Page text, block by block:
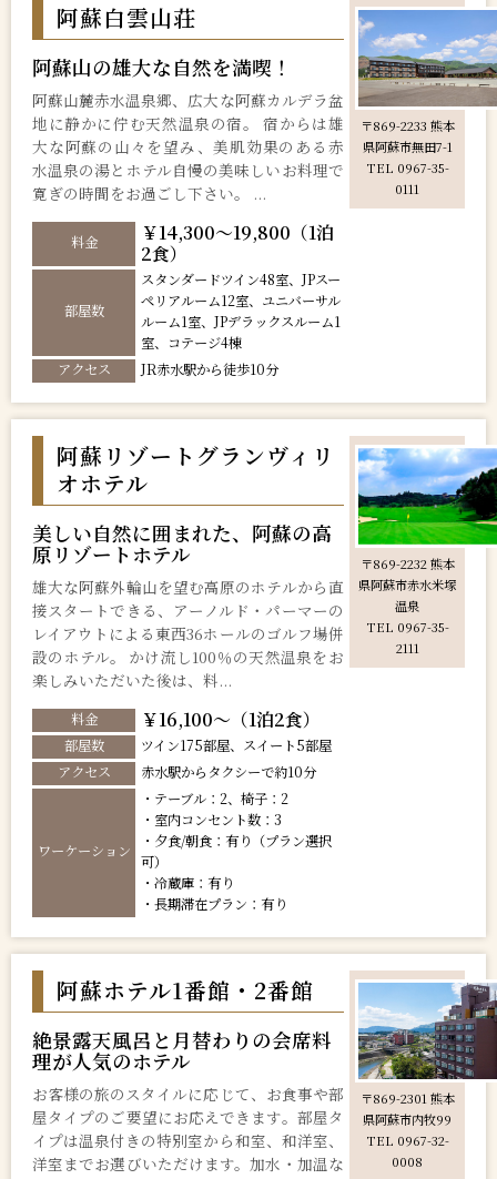
阿蘇白雲山荘
阿蘇山の雄大な自然を満喫！
阿蘇山麓赤水温泉郷、広大な阿蘇カルデラ盆
地に静かに佇む天然温泉の宿。 宿からは雄
大な阿蘇の山々を望み、美肌効果のある赤
水温泉の湯とホテル自慢の美味しいお料理で
寛ぎの時間をお過ごし下さい。 ...
料金
￥14,300～19,800（1泊
2食）
部屋数
スタンダードツイン48室、JPスー
ペリアルーム12室、ユニバーサル
ルーム1室、JPデラックスルーム1
室、コテージ4棟
アクセス
JR赤水駅から徒歩10分
〒869-2233 熊本
県阿蘇市無田7-1
TEL 0967-35-
0111
阿蘇リゾートグランヴィリ
オホテル
美しい自然に囲まれた、阿蘇の高
原リゾートホテル
雄大な阿蘇外輪山を望む高原のホテルから直
接スタートできる、アーノルド・パーマーの
レイアウトによる東西36ホールのゴルフ場併
設のホテル。 かけ流し100％の天然温泉をお
楽しみいただいた後は、料...
料金 ￥16,100～（1泊2食）
部屋数
ツイン175部屋、スイート5部屋
アクセス
赤水駅からタクシーで約10分
ワーケーション
・テーブル：2、椅子：2
・室内コンセント数：3
・夕食/朝食：有り（プラン選択
可）
・冷蔵庫：有り
・長期滞在プラン：有り
〒869-2232 熊本
県阿蘇市赤水米塚
温泉
TEL 0967-35-
2111
阿蘇ホテル1番館・2番館
絶景露天風呂と月替わりの会席料
理が人気のホテル
お客様の旅のスタイルに応じて、お食事や部
屋タイプのご要望にお応えできます。部屋タ
イプは温泉付きの特別室から和室、和洋室、
洋室までお選びいただけます。加水・加温な
〒869-2301 熊本
県阿蘇市内牧99
TEL 0967-32-
0008